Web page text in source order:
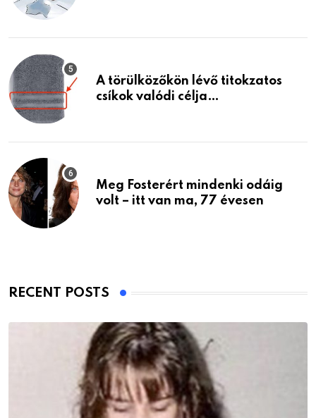
A törülközőkön lévő titokzatos
csíkok valódi célja…
Meg Fosterért mindenki odáig
volt – itt van ma, 77 évesen
RECENT POSTS